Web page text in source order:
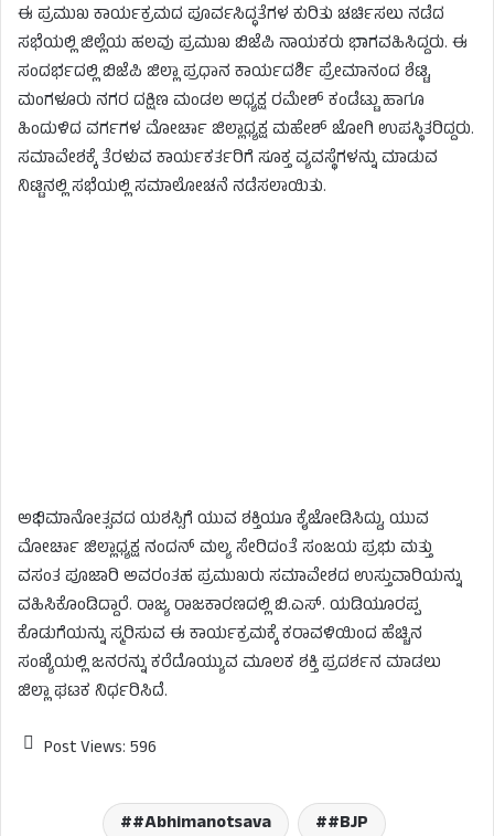
ಈ ಪ್ರಮುಖ ಕಾರ್ಯಕ್ರಮದ ಪೂರ್ವಸಿದ್ಧತೆಗಳ ಕುರಿತು ಚರ್ಚಿಸಲು ನಡೆದ
ಸಭೆಯಲ್ಲಿ ಜಿಲ್ಲೆಯ ಹಲವು ಪ್ರಮುಖ ಬಿಜೆಪಿ ನಾಯಕರು ಭಾಗವಹಿಸಿದ್ದರು. ಈ
ಸಂದರ್ಭದಲ್ಲಿ ಬಿಜೆಪಿ ಜಿಲ್ಲಾ ಪ್ರಧಾನ ಕಾರ್ಯದರ್ಶಿ ಪ್ರೇಮಾನಂದ ಶೆಟ್ಟಿ,
ಮಂಗಳೂರು ನಗರ ದಕ್ಷಿಣ ಮಂಡಲ ಅಧ್ಯಕ್ಷ ರಮೇಶ್ ಕಂಡೆಟ್ಟು ಹಾಗೂ
ಹಿಂದುಳಿದ ವರ್ಗಗಳ ಮೋರ್ಚಾ ಜಿಲ್ಲಾಧ್ಯಕ್ಷ ಮಹೇಶ್ ಜೋಗಿ ಉಪಸ್ಥಿತರಿದ್ದರು.
ಸಮಾವೇಶಕ್ಕೆ ತೆರಳುವ ಕಾರ್ಯಕರ್ತರಿಗೆ ಸೂಕ್ತ ವ್ಯವಸ್ಥೆಗಳನ್ನು ಮಾಡುವ
ನಿಟ್ಟಿನಲ್ಲಿ ಸಭೆಯಲ್ಲಿ ಸಮಾಲೋಚನೆ ನಡೆಸಲಾಯಿತು.
ಅಭಿಮಾನೋತ್ಸವದ ಯಶಸ್ಸಿಗೆ ಯುವ ಶಕ್ತಿಯೂ ಕೈಜೋಡಿಸಿದ್ದು, ಯುವ
ಮೋರ್ಚಾ ಜಿಲ್ಲಾಧ್ಯಕ್ಷ ನಂದನ್ ಮಲ್ಯ ಸೇರಿದಂತೆ ಸಂಜಯ ಪ್ರಭು ಮತ್ತು
ವಸಂತ ಪೂಜಾರಿ ಅವರಂತಹ ಪ್ರಮುಖರು ಸಮಾವೇಶದ ಉಸ್ತುವಾರಿಯನ್ನು
ವಹಿಸಿಕೊಂಡಿದ್ದಾರೆ. ರಾಜ್ಯ ರಾಜಕಾರಣದಲ್ಲಿ ಬಿ.ಎಸ್. ಯಡಿಯೂರಪ್ಪ
ಕೊಡುಗೆಯನ್ನು ಸ್ಮರಿಸುವ ಈ ಕಾರ್ಯಕ್ರಮಕ್ಕೆ ಕರಾವಳಿಯಿಂದ ಹೆಚ್ಚಿನ
ಸಂಖ್ಯೆಯಲ್ಲಿ ಜನರನ್ನು ಕರೆದೊಯ್ಯುವ ಮೂಲಕ ಶಕ್ತಿ ಪ್ರದರ್ಶನ ಮಾಡಲು
ಜಿಲ್ಲಾ ಘಟಕ ನಿರ್ಧರಿಸಿದೆ.
Post Views: 596
#Abhimanotsava
#BJP